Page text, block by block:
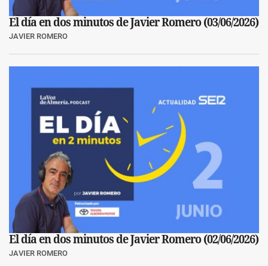
El día en dos minutos de Javier Romero (03/06/2026)
JAVIER ROMERO
El día en dos minutos de Javier Romero (02/06/2026)
JAVIER ROMERO